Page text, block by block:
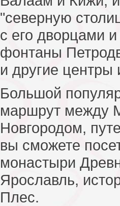
"северную
с его дворцами
фонтаны
и другие центры
Большой
маршрут между
Новгородом,
вы сможете
монастыри
Ярославль,
Плес.